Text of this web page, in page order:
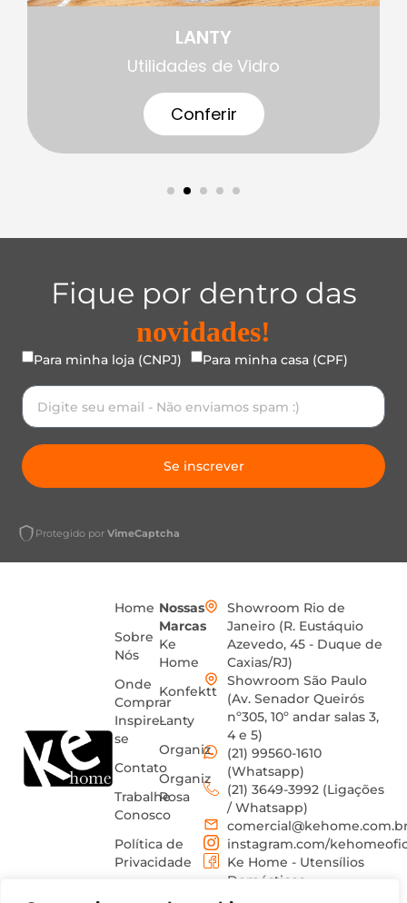
LANTY
Utilidades de Vidro
Conferir
Fique por dentro das
novidades!
Para minha loja (CNPJ) Para minha casa (CPF)
Se inscrever
Protegido por VimeCaptcha
Home
Sobre
Nós
Onde
Comprar
Inspire-
se
Contato
Trabalhe
Conosco
Política de
Privacidade
Nossas
Marcas
Ke
Home
Konfektt
Lanty
Organiz
Organiz
Rosa
Showroom Rio de
Janeiro (R. Eustáquio
Azevedo, 45 - Duque de
Caxias/RJ)
Showroom São Paulo
(Av. Senador Queirós
nº305, 10º andar salas 3,
4 e 5)
(21) 99560-1610
(Whatsapp)
(21) 3649-3992 (Ligações
/ Whatsapp)
instagram.com/
Ke Home - Utensílios
Domésticos